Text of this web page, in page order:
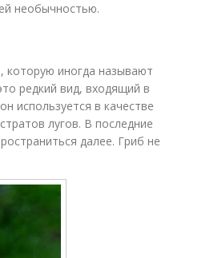
необычностью.
которую иногда называют
редкий вид, входящий в
используется в качестве
лугов. В последние
далее. Гриб не